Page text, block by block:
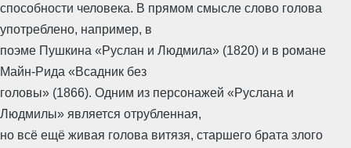
способности человека. В прямом смысле слово голова
употреблено, например, в
поэме Пушкина «Руслан и Людмила» (1820) и в романе
Майн-Рида «Всадник без
головы» (1866). Одним из персонажей «Руслана и
Людмилы» является отрубленная,
но всё ещё живая голова витязя, старшего брата злого